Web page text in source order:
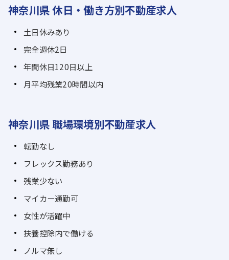
神奈川県 休日・働き方別不動産求人
土日休みあり
完全週休2日
年間休日120日以上
月平均残業20時間以内
神奈川県 職場環境別不動産求人
転勤なし
フレックス勤務あり
残業少ない
マイカー通勤可
女性が活躍中
扶養控除内で働ける
ノルマ無し